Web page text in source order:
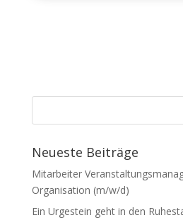
Neueste Beiträge
Mitarbeiter
Organisation (m/w/d)
Ein Urgestein geht in den